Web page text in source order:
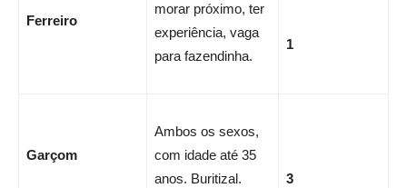
Ferreiro
morar próximo, ter
experiência, vaga
para fazendinha.
1
Garçom
Ambos os sexos,
com idade até 35
anos. Buritizal.
3